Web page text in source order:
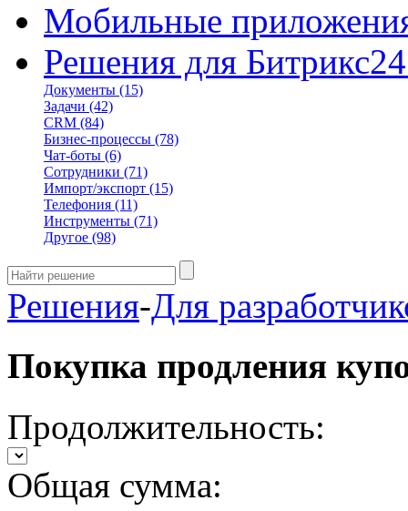
Мобильные
Решения для Битрикс24
Документы (15)
Задачи (42)
CRM (84)
Бизнес-процессы (78)
Чат-боты (6)
Сотрудники (71)
Импорт/экспорт (15)
Телефония (11)
Инструменты (71)
Другое (98)
Решения-Для
Покупка продления
Продолжительность:
Общая сумма: